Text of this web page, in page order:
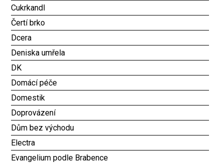
Cukrkandl
Čertí brko
Dcera
Deniska umřela
DK
Domácí péče
Domestik
Doprovázení
Dům bez východu
Electra
Evangelium podle Brabence